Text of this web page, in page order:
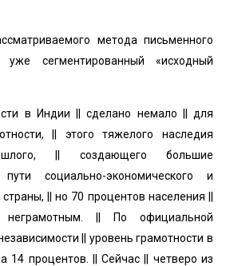
метода письменного
сегментированный «исходный
в Индии || сделано немало || для
|| этого тяжелого наследия
|| создающего большие
социально-экономического и
|| но 70 процентов населения ||
|| По официальной
|| уровень грамотности в
14 процентов. || Сейчас || четверо из